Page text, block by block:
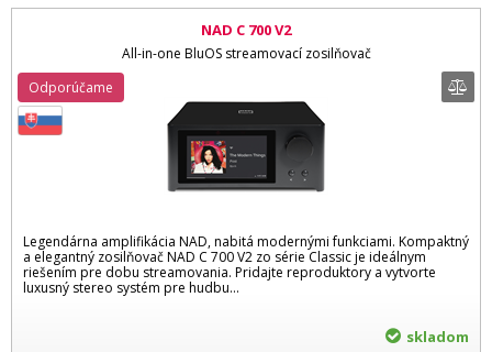
NAD C 700 V2
All-in-one BluOS streamovací zosilňovač
Legendárna amplifikácia NAD, nabitá modernými funkciami. Kompaktný
a elegantný zosilňovač NAD C 700 V2 zo série Classic je ideálnym
riešením pre dobu streamovania. Pridajte reproduktory a vytvorte
luxusný stereo systém pre hudbu...
Odporúčame
skladom